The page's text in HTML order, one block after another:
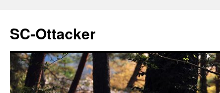
SC-Ottacker